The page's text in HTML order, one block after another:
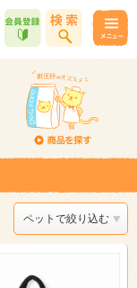
ペットで絞り込む